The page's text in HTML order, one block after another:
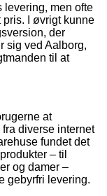
levering, men ofte
I øvrigt kunne
der
sig ved Aalborg,
til at
at
diverse internet
fundet det
– til
og damer –
gebyrfri levering.